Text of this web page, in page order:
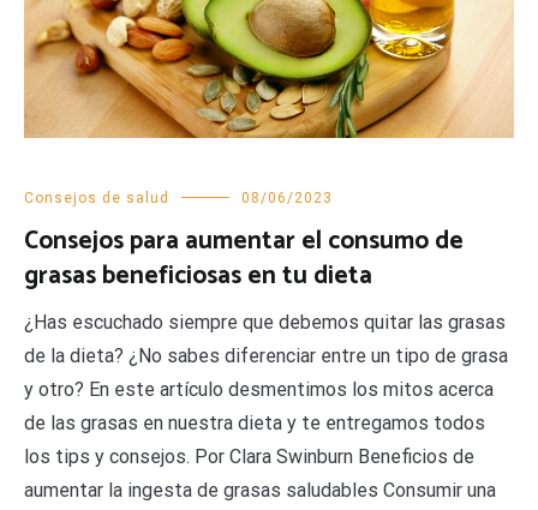
Consejos de salud 08/06/2023
Consejos para aumentar el consumo de
grasas beneficiosas en tu dieta
¿Has escuchado siempre que debemos quitar las grasas
de la dieta? ¿No sabes diferenciar entre un tipo de grasa
y otro? En este artículo desmentimos los mitos acerca
de las grasas en nuestra dieta y te entregamos todos
los tips y consejos. Por Clara Swinburn Beneficios de
aumentar la ingesta de grasas saludables Consumir una